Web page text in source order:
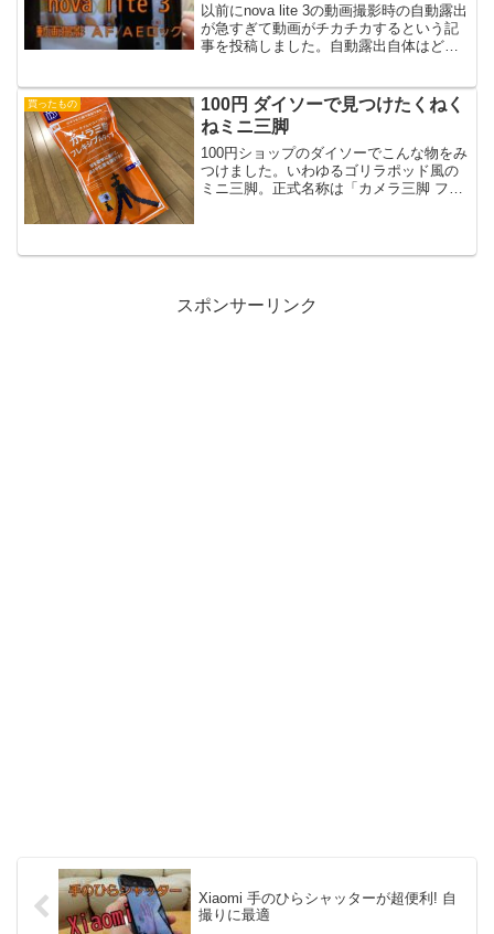
以前にnova lite 3の動画撮影時の自動露出
が急すぎて動画がチカチカするという記
事を投稿しました。自動露出自体はどの
カして気になるというものでした。改善
策としては...
買ったもの
100円 ダイソーで見つけたくねく
ねミニ三脚
100円ショップのダイソーでこんな物をみ
つけました。いわゆるゴリラポッド風の
ミニ三脚。正式名称は「カメラ三脚 フレ
ね脚タイプを見...
スポンサーリンク
Xiaomi 手のひらシャッターが超便利! 自
撮りに最適